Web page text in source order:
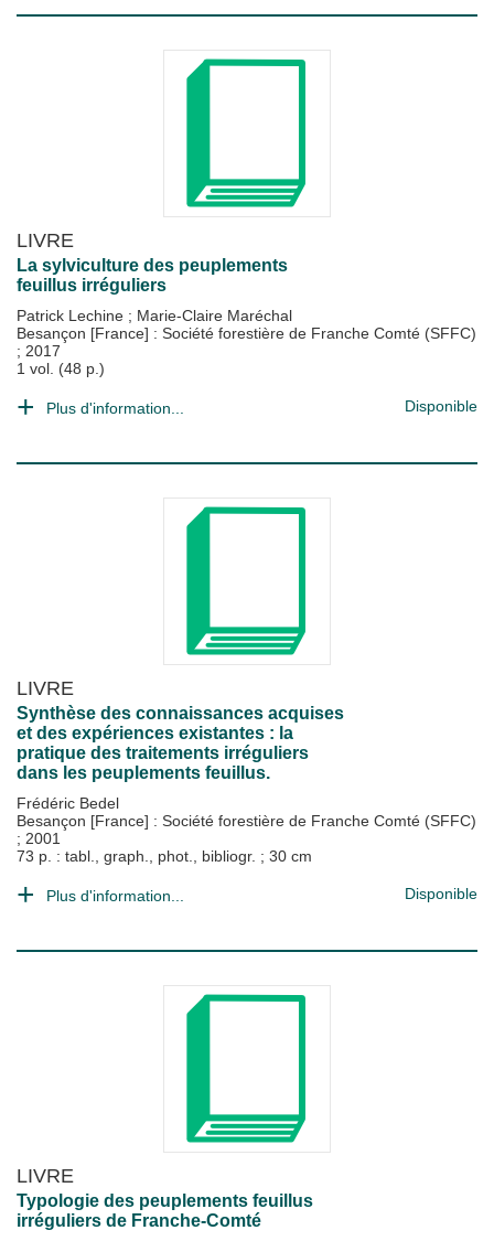
LIVRE
La sylviculture des peuplements
feuillus irréguliers
Patrick Lechine ; Marie-Claire Maréchal
Besançon [France] : Société forestière de Franche Comté (SFFC)
; 2017
1 vol. (48 p.)
Plus d'information... Disponible
LIVRE
Synthèse des connaissances acquises
et des expériences existantes : la
pratique des traitements irréguliers
dans les peuplements feuillus.
Frédéric Bedel
Besançon [France] : Société forestière de Franche Comté (SFFC)
; 2001
73 p. : tabl., graph., phot., bibliogr. ; 30 cm
Plus d'information... Disponible
LIVRE
Typologie des peuplements feuillus
irréguliers de Franche-Comté